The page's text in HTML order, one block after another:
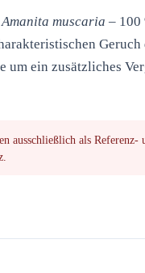
Amanita muscaria – 100
Geruch
um ein zusätzliches
ausschließlich als Referenz-